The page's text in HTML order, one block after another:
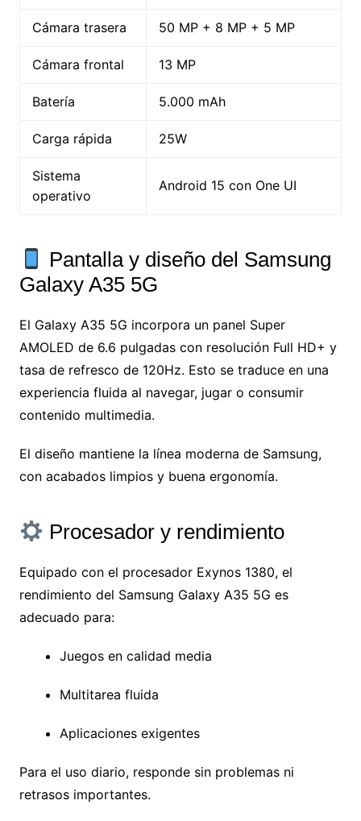
Cámara trasera 50 MP + 8 MP + 5 MP
Cámara frontal 13 MP
Batería 5.000 mAh
Carga rápida 25W
Sistema
operativo
Android 15 con One UI
Pantalla y diseño del Samsung
Galaxy A35 5G
El Galaxy A35 5G incorpora un panel Super
AMOLED de 6.6 pulgadas con resolución Full HD+ y
tasa de refresco de 120Hz. Esto se traduce en una
experiencia fluida al navegar, jugar o consumir
contenido multimedia.
El diseño mantiene la línea moderna de Samsung,
con acabados limpios y buena ergonomía.
Procesador y rendimiento
Equipado con el procesador Exynos 1380, el
rendimiento del Samsung Galaxy A35 5G es
adecuado para:
Juegos en calidad media
Multitarea fluida
Aplicaciones exigentes
Para el uso diario, responde sin problemas ni
retrasos importantes.